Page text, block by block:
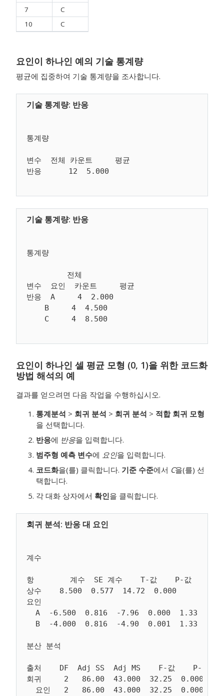
7
C
10
C
요인이 하나인 예의 기술 통계량
평균에 집중하여 기술 통계량을 조사합니다.
통계량
변수  전체 카운트     평균
통계량
         전체
변수  요인  카운트     평균
반응  A     4  2.000
    B     4  4.500
요인이 하나인 셀 평균 모형 (0, 1)을 위한 코드화
방법 해석의 예
결과를 얻으려면 다음 작업을 수행하십시오.
통계분석 > 회귀 분석 > 회귀 분석 > 적합 회귀 모형
을 선택합니다.
반응에 반응을 입력합니다.
범주형 예측 변수에 요인을 입력합니다.
코드화을(를) 클릭합니다. 기준 수준에서 C을(를) 선
택합니다.
각 대화 상자에서 확인을 클릭합니다.
계수
항        계수  SE 계수    T-값    P-값   VIF
상수    8.500  0.577  14.72  0.000
요인
  A  -6.500  0.816  -7.96  0.000  1.33
분산 분석
출처    DF  Adj SS  Adj MS    F-값    P-값
회귀     2   86.00  43.000  32.25  0.000
  요인   2   86.00  43.000  32.25  0.000